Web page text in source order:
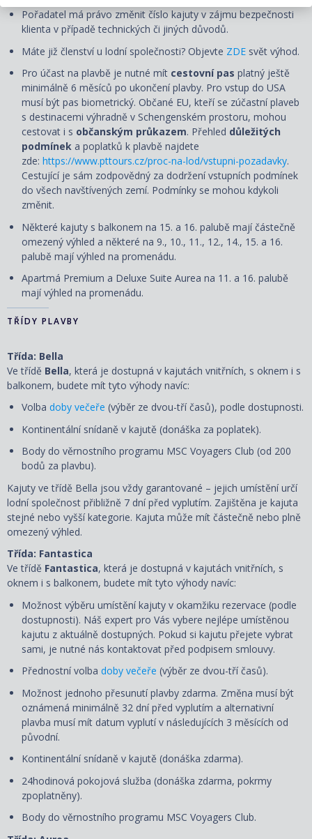
Pořadatel má právo změnit číslo kajuty v zájmu bezpečnosti
klienta v případě technických či jiných důvodů.
Máte již členství u lodní společnosti? Objevte ZDE svět výhod.
Pro účast na plavbě je nutné mít cestovní pas platný ještě
minimálně 6 měsíců po ukončení plavby. Pro vstup do USA
musí být pas biometrický. Občané EU, kteří se zúčastní plaveb
s destinacemi výhradně v Schengenském prostoru, mohou
cestovat i s občanským průkazem. Přehled důležitých
podmínek a poplatků k plavbě najdete
zde: https://www.pttours.cz/proc-na-lod/vstupni-pozadavky.
Cestující je sám zodpovědný za dodržení vstupních podmínek
do všech navštívených zemí. Podmínky se mohou kdykoli
změnit.
Některé kajuty s balkonem na 15. a 16. palubě mají částečně
omezený výhled a některé na 9., 10., 11., 12., 14., 15. a 16.
palubě mají výhled na promenádu.
Apartmá Premium a Deluxe Suite Aurea na 11. a 16. palubě
mají výhled na promenádu.
TŘÍDY PLAVBY
Třída: Bella
Ve třídě Bella, která je dostupná v kajutách vnitřních, s oknem i s
balkonem, budete mít tyto výhody navíc:
Volba doby večeře (výběr ze dvou-tří časů), podle dostupnosti.
Kontinentální snídaně v kajutě (donáška za poplatek).
Body do věrnostního programu MSC Voyagers Club (od 200
bodů za plavbu).
Kajuty ve třídě Bella jsou vždy garantované – jejich umístění určí
lodní společnost přibližně 7 dní před vyplutím. Zajištěna je kajuta
stejné nebo vyšší kategorie. Kajuta může mít částečně nebo plně
omezený výhled.
Třída: Fantastica
Ve třídě Fantastica, která je dostupná v kajutách vnitřních, s
oknem i s balkonem, budete mít tyto výhody navíc:
Možnost výběru umístění kajuty v okamžiku rezervace (podle
dostupnosti). Náš expert pro Vás vybere nejlépe umístěnou
kajutu z aktuálně dostupných. Pokud si kajutu přejete vybrat
sami, je nutné nás kontaktovat před podpisem smlouvy.
Přednostní volba doby večeře (výběr ze dvou-tří časů).
Možnost jednoho přesunutí plavby zdarma. Změna musí být
oznámená minimálně 32 dní před vyplutím a alternativní
plavba musí mít datum vyplutí v následujících 3 měsících od
původní.
Kontinentální snídaně v kajutě (donáška zdarma).
24hodinová pokojová služba (donáška zdarma, pokrmy
zpoplatněny).
Body do věrnostního programu MSC Voyagers Club.